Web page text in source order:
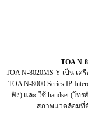
TOA N-
TOA N-8020MS Y เป็น เค
TOA N-8000 Series IP
ฟัง) และ ใช้ handset (โท
สภาพแวดล้อมที่